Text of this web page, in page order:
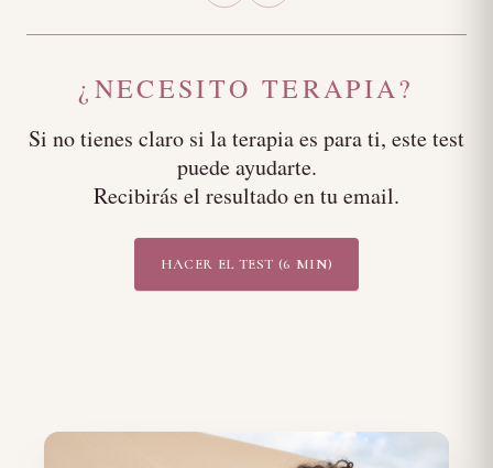
¿NECESITO TERAPIA?
Si no tienes claro si la terapia es para ti, este test
puede ayudarte.
Recibirás el resultado en tu email.
HACER EL TEST (6 MIN)